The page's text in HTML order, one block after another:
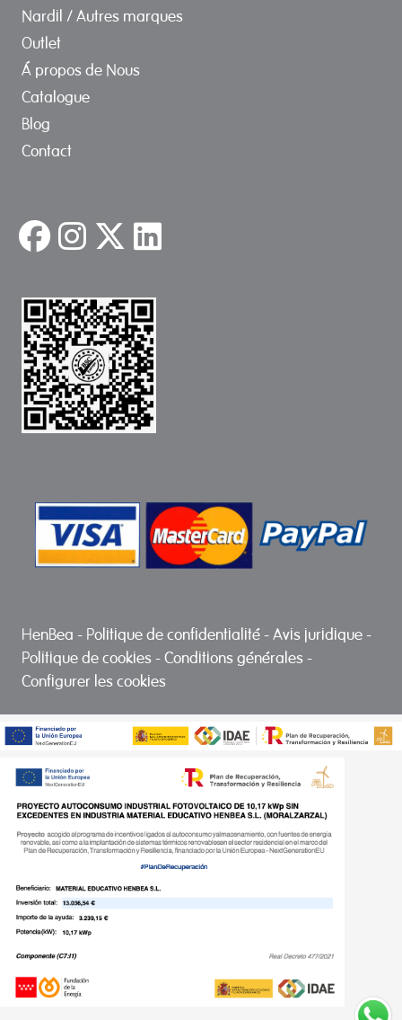
Nardil / Autres marques
Outlet
Á propos de Nous
Catalogue
Blog
Contact
HenBea - Politique de confidentialité -Avis juridique -
Politique de cookies -Conditions générales -
Configurer les cookies